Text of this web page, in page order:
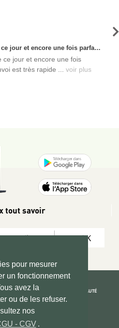
pour mesurer
un fonctionnement
avez la
ou de les refuser.
nos
- CGV .
Nouvelle commande reçue ce jour et encore une fois parfaitement satisfaite, l'envoi est très rapide et les produits sont toujours conditionnés de manière personnalisés. L'avantage de commander auprès de créateurs indépendants.
ce jour et encore une fois
est très rapide ... voir plus
tout savoir
OK
REJOIGNEZ LA COMMUNAUTÉ